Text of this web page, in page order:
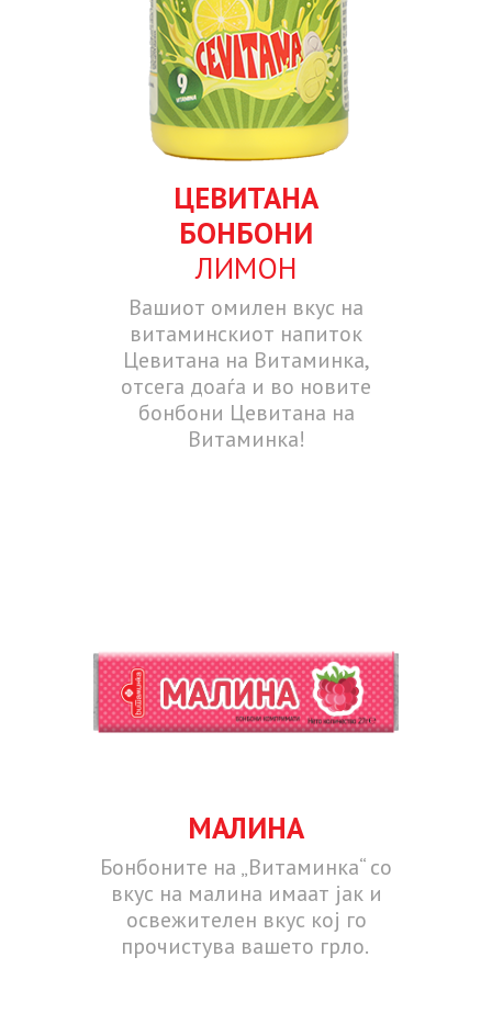
ЦЕВИТАНА
БОНБОНИ
ЛИМОН
Вашиот омилен вкус на
витаминскиот напиток
Цевитана на Витаминка,
отсега доаѓа и во новите
бонбони Цевитана на
Витаминка!
МАЛИНА
Бонбоните на „Витаминка“ со
вкус на малина имаат јак и
освежителен вкус кој го
прочистува вашето грло.